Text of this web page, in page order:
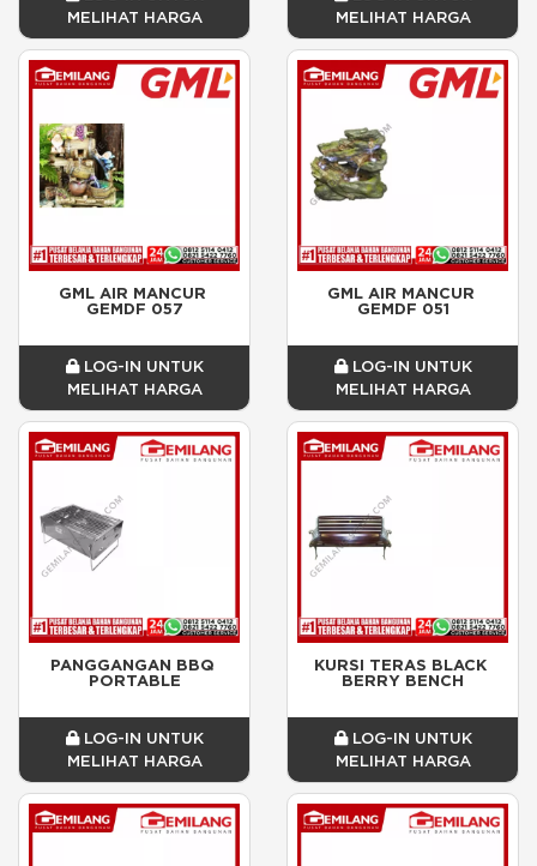
MELIHAT HARGA
MELIHAT HARGA
GML AIR MANCUR
GEMDF 057
LOG-IN UNTUK
MELIHAT HARGA
GML AIR MANCUR
GEMDF 051
LOG-IN UNTUK
MELIHAT HARGA
PANGGANGAN BBQ
PORTABLE
LOG-IN UNTUK
MELIHAT HARGA
KURSI TERAS BLACK
BERRY BENCH
LOG-IN UNTUK
MELIHAT HARGA